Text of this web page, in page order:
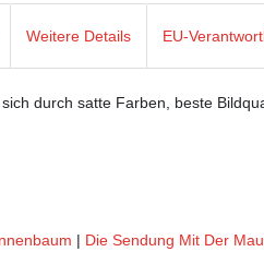
Weitere Details EU-
durch satte Farben, beste
| Die Sendung Mit Der